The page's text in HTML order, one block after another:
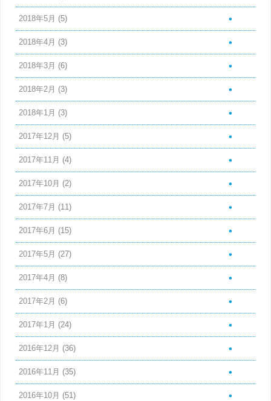
2018年5月 (5)
2018年4月 (3)
2018年3月 (6)
2018年2月 (3)
2018年1月 (3)
2017年12月 (5)
2017年11月 (4)
2017年10月 (2)
2017年7月 (11)
2017年6月 (15)
2017年5月 (27)
2017年4月 (8)
2017年2月 (6)
2017年1月 (24)
2016年12月 (36)
2016年11月 (35)
2016年10月 (51)